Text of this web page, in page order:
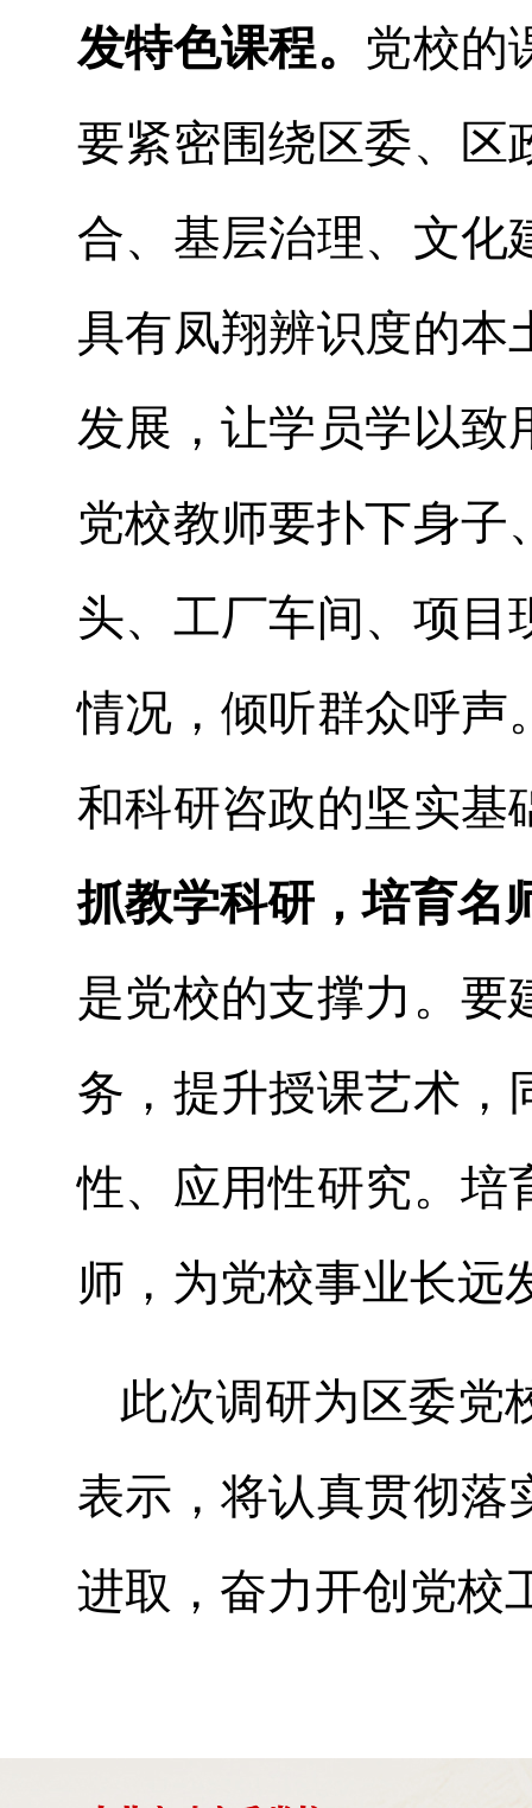
发特色课程。 党校的
要紧密围绕区委、区
合、基层治理、文化
具有凤翔辨识度的本
发展，让学员学以致
党校教师要扑下身子
头、工厂车间、项目
情况，倾听群众呼声
和科研咨政的坚实基
抓教学科研，培育名
是党校的支撑力。要
务，提升授课艺术，
性、应用性研究。培
师，为党校事业长远
此次调研为区委党
表示，将认真贯彻落
进取，奋力开创党校